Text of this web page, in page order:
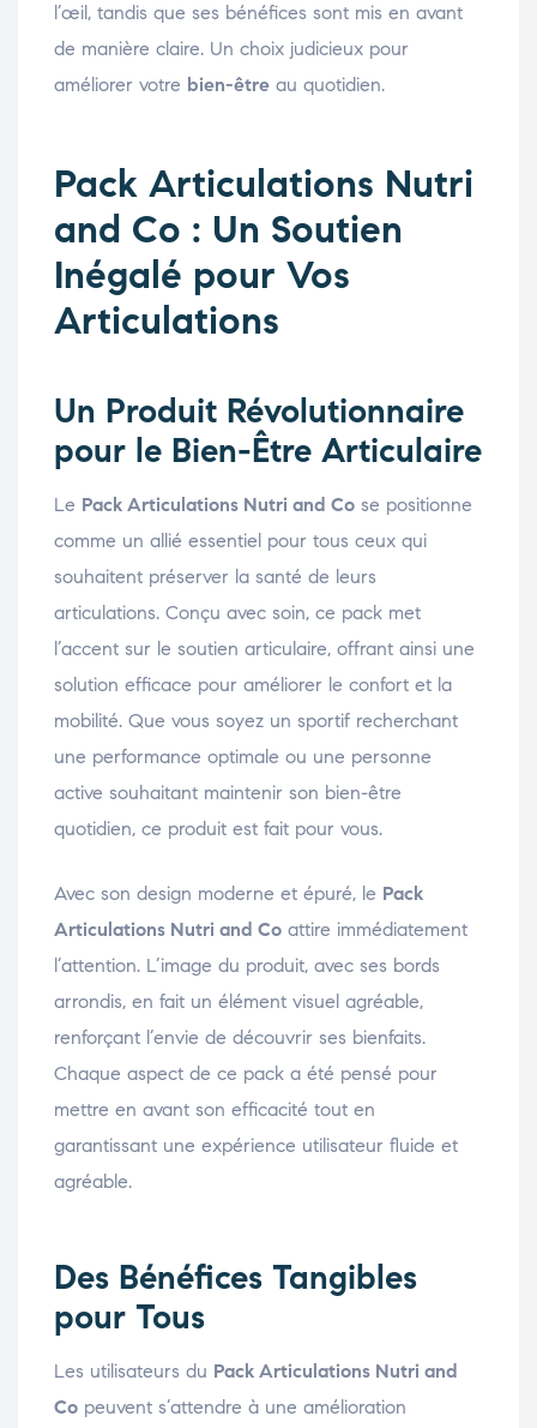
l’œil, tandis que ses bénéfices sont mis en avant
de manière claire. Un choix judicieux pour
améliorer votre bien-être au quotidien.
Pack Articulations Nutri
and Co : Un Soutien
Inégalé pour Vos
Articulations
Un Produit Révolutionnaire
pour le Bien-Être Articulaire
Le Pack Articulations Nutri and Co se positionne
comme un allié essentiel pour tous ceux qui
souhaitent préserver la santé de leurs
articulations. Conçu avec soin, ce pack met
l’accent sur le soutien articulaire, offrant ainsi une
solution efficace pour améliorer le confort et la
mobilité. Que vous soyez un sportif recherchant
une performance optimale ou une personne
active souhaitant maintenir son bien-être
quotidien, ce produit est fait pour vous.
Avec son design moderne et épuré, le Pack
Articulations Nutri and Co attire immédiatement
l’attention. L’image du produit, avec ses bords
arrondis, en fait un élément visuel agréable,
renforçant l’envie de découvrir ses bienfaits.
Chaque aspect de ce pack a été pensé pour
mettre en avant son efficacité tout en
garantissant une expérience utilisateur fluide et
agréable.
Des Bénéfices Tangibles
pour Tous
Les utilisateurs du Pack Articulations Nutri and
Co peuvent s’attendre à une amélioration